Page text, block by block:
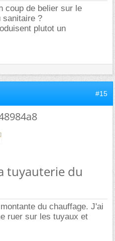
coup de belier sur le
sanitaire ?
plutot un
#15
tuyauterie du
du chauffage. J'ai
ruer sur les tuyaux et